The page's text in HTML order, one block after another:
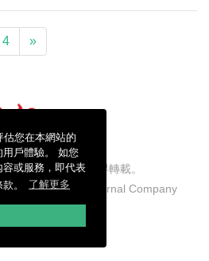
您在本網站的
戶體驗。 如您
或服務，即代表
。
了解更多
4 »
公司版權所有，不得轉載。
Kong Economic Journal Company
All rights reserved.